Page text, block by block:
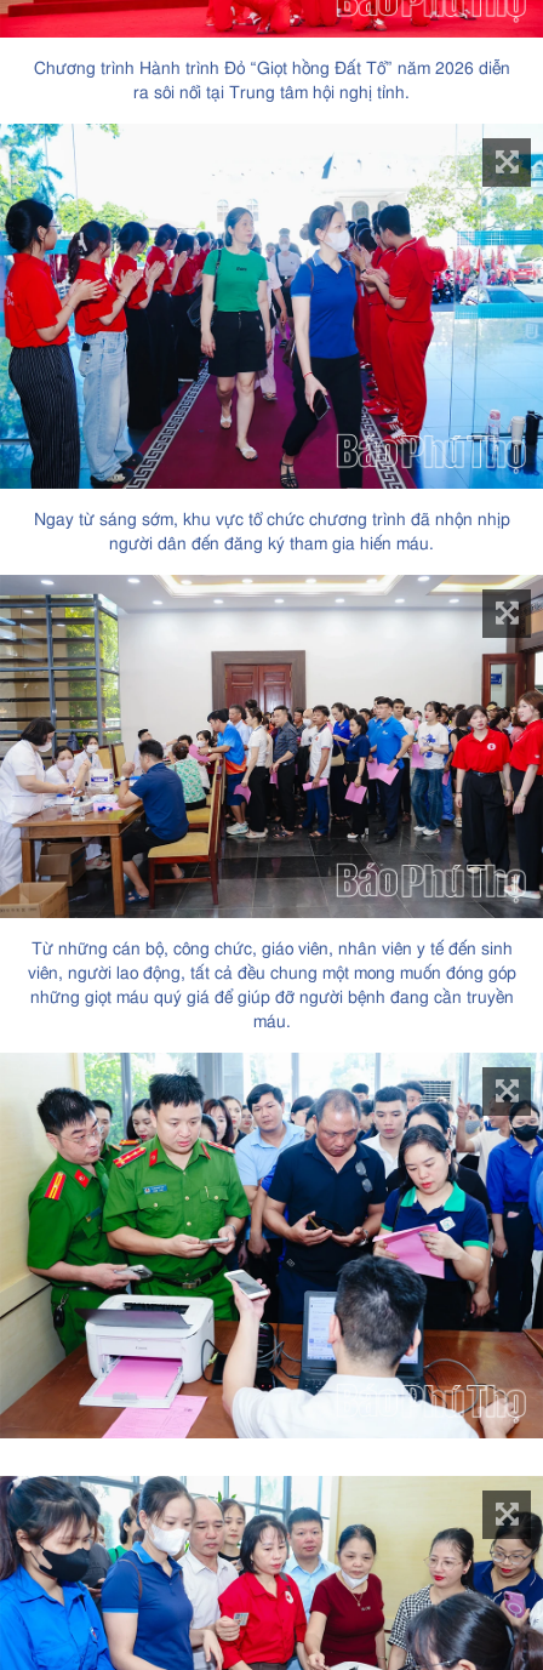
Chương trình Hành trình Đỏ “Giọt hồng Đất Tổ” năm 2026 diễn
ra sôi nổi tại Trung tâm hội nghị tỉnh.
Ngay từ sáng sớm, khu vực tổ chức chương trình đã nhộn nhịp
người dân đến đăng ký tham gia hiến máu.
Từ những cán bộ, công chức, giáo viên, nhân viên y tế đến sinh
viên, người lao động, tất cả đều chung một mong muốn đóng góp
những giọt máu quý giá để giúp đỡ người bệnh đang cần truyền
máu.